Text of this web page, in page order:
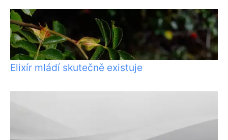
Elixír mládí skutečně existuje